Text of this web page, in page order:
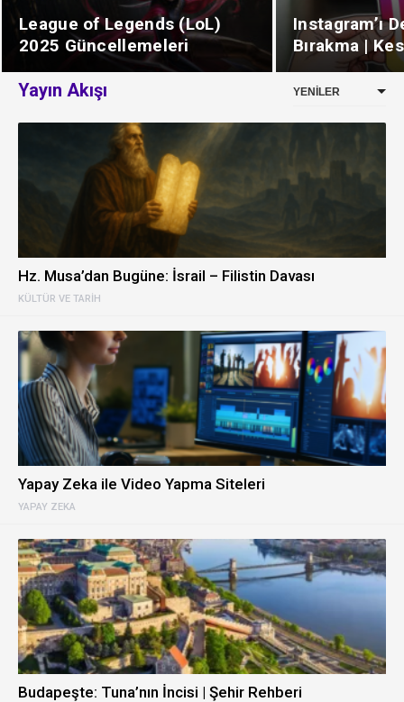
League of Legends (LoL)
2025 Güncellemeleri
Instagram’ı
Bırakma |
Yayın Akışı
KÜLTÜR VE TARIH
Hz. Musa’dan Bugüne: İsrail – Filistin Davası
YAPAY ZEKA
Yapay Zeka ile Video Yapma Siteleri
Budapeşte: Tuna’nın İncisi | Şehir Rehberi